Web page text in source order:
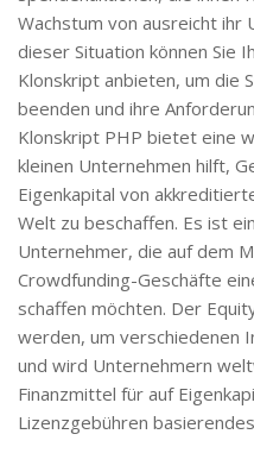
Wachstum von ausreicht
dieser Situation können Sie
Klonskript anbieten, um die
beenden und ihre
Klonskript PHP bietet eine
kleinen Unternehmen hilft,
Eigenkapital von
Welt zu beschaffen. Es ist
Unternehmer, die auf dem
Crowdfunding-Geschäfte
schaffen möchten. Der
werden, um verschiedenen
und wird Unternehmern
Finanzmittel für auf
Lizenzgebühren